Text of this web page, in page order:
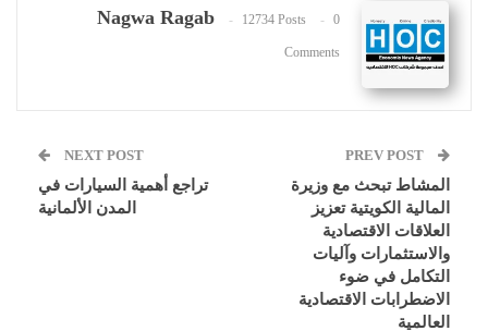
Nagwa Ragab 12734 Posts 0
Comments
المشاط تبحث مع وزيرة
المالية الكويتية تعزيز
العلاقات الاقتصادية
والاستثمارات وآليات
التكامل في ضوء
الاضطرابات الاقتصادية
العالمية
NEXT POST
تراجع أهمية السيارات في
المدن الألمانية